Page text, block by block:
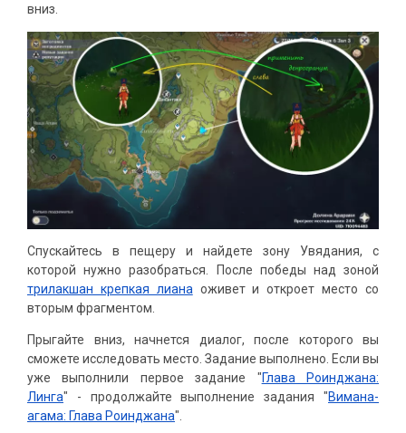
вниз.
Спускайтесь в пещеру и найдете зону Увядания, с
которой нужно разобраться. После победы над зоной
трилакшан крепкая лиана оживет и откроет место со
вторым фрагментом.
Прыгайте вниз, начнется диалог, после которого вы
сможете исследовать место. Задание выполнено. Если вы
уже выполнили первое задание "Глава Роинджана:
Линга" - продолжайте выполнение задания "Вимана-
агама: Глава Роинджана".